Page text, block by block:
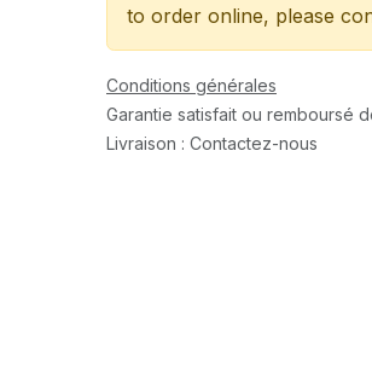
to order online, please
Conditions générales
Garantie satisfait ou remboursé
Livraison : Contactez-nous